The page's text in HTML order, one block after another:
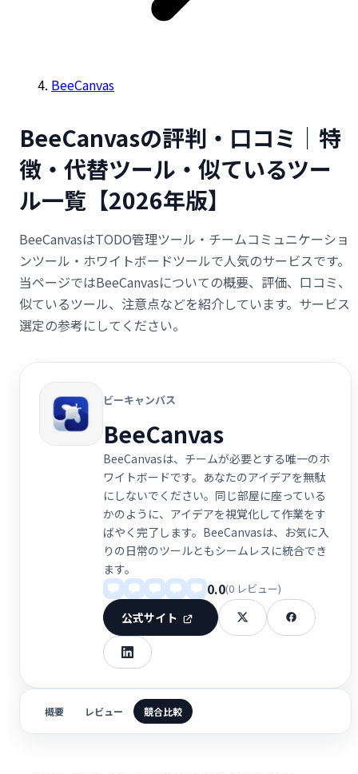
BeeCanvas
BeeCanvasの評判・口コミ｜特
徴・代替ツール・似ているツー
ル一覧【2026年版】
BeeCanvasはTODO管理ツール・チームコミュニケーショ
ンツール・ホワイトボードツールで人気のサービスです。
当ページではBeeCanvasについての概要、評価、口コミ、
似ているツール、注意点などを紹介しています。サービス
選定の参考にしてください。
ビーキャンバス
BeeCanvas
BeeCanvasは、チームが必要とする唯一のホ
ワイトボードです。あなたのアイデアを無駄
にしないでください。同じ部屋に座っている
かのように、アイデアを視覚化して作業をす
ばやく完了します。BeeCanvasは、お気に入
りの日常のツールともシームレスに統合でき
ます。
0.0(0 レビュー)
公式サイト
概要 レビュー 競合比較